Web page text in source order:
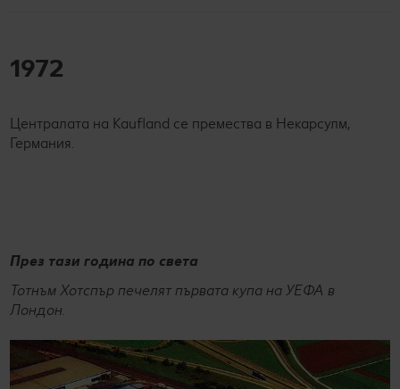
1972
Централата на Kaufland се премества в Некарсулм,
Германия.
През тази година по света
Тотнъм Хотспър печелят първата купа на УЕФА в
Лондон.